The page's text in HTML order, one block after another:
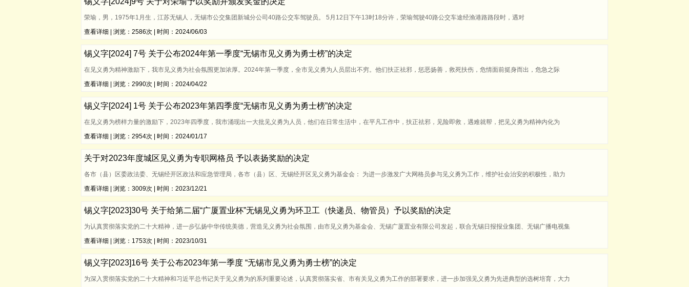
荣瑜，男，1975年1月生，江苏无锡人，无锡市公交集团新城分公司40路公交车驾驶员。 5月12日下午13时18分许，荣瑜驾驶40路公交车途经渔港路路段时，遇对
查看详细 | 浏览：2586次 | 时间：2024/06/03
锡义字[2024] 7号 关于公布2024年第一季度“无锡市见义勇为勇士榜”的决定
在见义勇为精神激励下，我市见义勇为社会氛围更加浓厚。2024年第一季度，全市见义勇为人员层出不穷。他们扶正祛邪，惩恶扬善，救死扶伤，危情面前挺身而出，危急之际
查看详细 | 浏览：2990次 | 时间：2024/04/22
锡义字[2024] 1号 关于公布2023年第四季度“无锡市见义勇为勇士榜”的决定
在见义勇为榜样力量的激励下，2023年四季度，我市涌现出一大批见义勇为人员，他们在日常生活中，在平凡工作中，扶正祛邪，见险即救，遇难就帮，把见义勇为精神内化为
查看详细 | 浏览：2954次 | 时间：2024/01/17
关于对2023年度城区见义勇为专职网格员 予以表扬奖励的决定
各市（县）区委政法委、无锡经开区政法和应急管理局，各市（县）区、无锡经开区见义勇为基金会： 为进一步激发广大网格员参与见义勇为工作，维护社会治安的积极性，助力
查看详细 | 浏览：3009次 | 时间：2023/12/21
锡义字[2023]30号 关于给第二届“广厦置业杯”无锡见义勇为环卫工（快递员、物管员）予以奖励的决定
为认真贯彻落实党的二十大精神，进一步弘扬中华传统美德，营造见义勇为社会氛围，由市见义勇为基金会、无锡广厦置业有限公司发起，联合无锡日报报业集团、无锡广播电视集
查看详细 | 浏览：1753次 | 时间：2023/10/31
锡义字[2023]16号 关于公布2023年第一季度 “无锡市见义勇为勇士榜”的决定
为深入贯彻落实党的二十大精神和习近平总书记关于见义勇为的系列重要论述，认真贯彻落实省、市有关见义勇为工作的部署要求，进一步加强见义勇为先进典型的选树培育，大力